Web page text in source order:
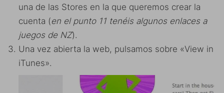
una de las Stores en la que queremos crear la
cuenta (en el punto 11 tenéis algunos enlaces a
juegos de NZ).
Una vez abierta la web, pulsamos sobre «View in
iTunes».